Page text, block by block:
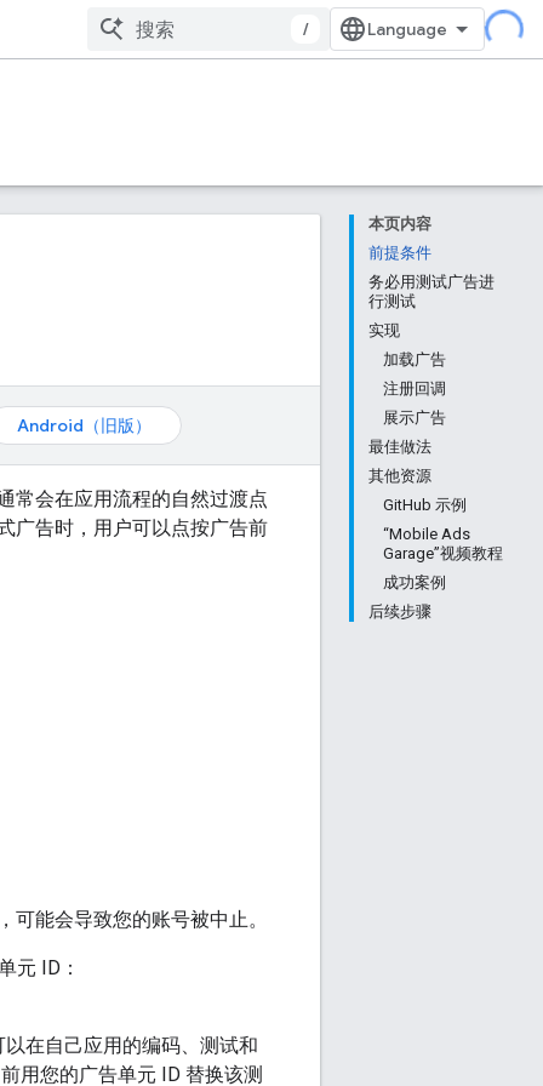
/
本页内容
前提条件
务必用测试广告进
行测试
实现
加载广告
注册回调
展示广告
最佳做法
其他资源
GitHub 示例
“Mobile Ads
Garage”视频教程
成功案例
后续步骤
Android（旧版）
常会在应用流程的自然过渡点
广告时，用户可以点按广告前
能会导致您的账号被中止。
元 ID：
在自己应用的编码、测试和
用您的广告单元 ID 替换该测